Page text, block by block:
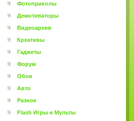
Фотоприколы
Демотиваторы
Видеоархив
Креативы
Гаджеты
Форум
Обои
Авто
Разное
Flash Игры и Мульты